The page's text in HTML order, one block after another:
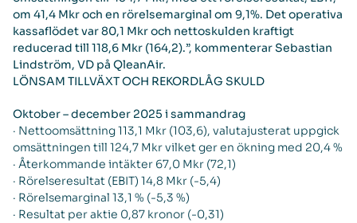
om 41,4 Mkr och en rörelsemarginal om 9,1%. Det operativa
kassaflödet var 80,1 Mkr och nettoskulden kraftigt
reducerad till 118,6 Mkr (164,2).”, kommenterar Sebastian
Lindström, VD på QleanAir.
LÖNSAM TILLVÄXT OCH REKORDLÅG SKULD
Oktober – december 2025 i sammandrag
· Nettoomsättning 113,1 Mkr (103,6), valutajusterat uppgick
omsättningen till 124,7 Mkr vilket ger en ökning med 20,4 %
· Återkommande intäkter 67,0 Mkr (72,1)
· Rörelseresultat (EBIT) 14,8 Mkr (-5,4)
· Rörelsemarginal 13,1 % (-5,3 %)
· Resultat per aktie 0,87 kronor (-0,31)